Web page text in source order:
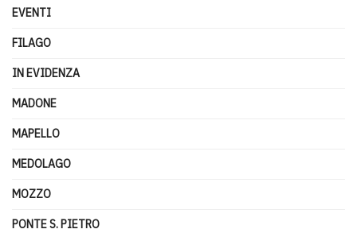
EVENTI
FILAGO
IN EVIDENZA
MADONE
MAPELLO
MEDOLAGO
MOZZO
PONTE S. PIETRO